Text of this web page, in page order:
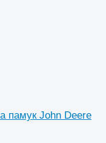
памук John Deere